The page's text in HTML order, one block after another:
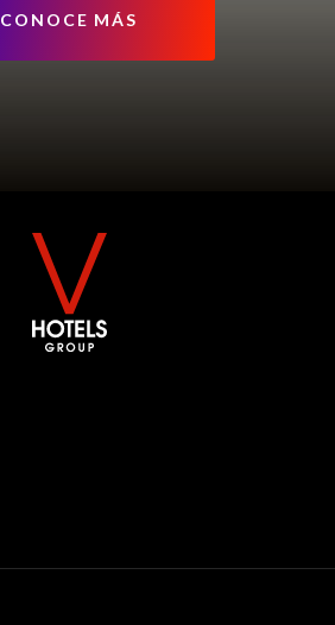
CONOCE MÁS